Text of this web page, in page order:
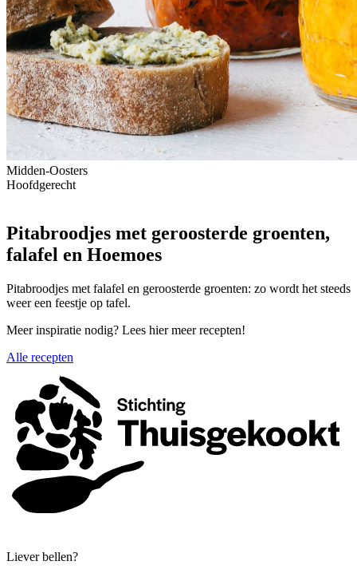
Midden-Oosters
Hoofdgerecht
Pitabroodjes met geroosterde groenten,
falafel en Hoemoes
Pitabroodjes met falafel en geroosterde groenten: zo wordt het steeds
weer een feestje op tafel.
Meer inspiratie nodig? Lees hier meer recepten!
Alle recepten
Liever bellen?